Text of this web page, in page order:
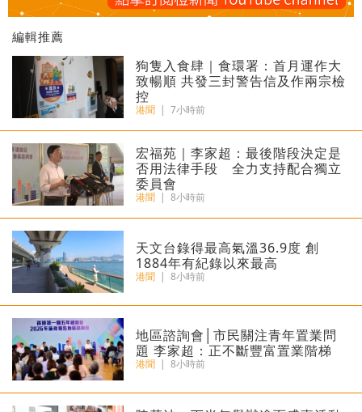
編輯推薦
狗隻入食肆｜食環署：首月運作大
致暢順 共發三封警告信及作兩宗檢
控
港聞 | 7小時前
宏福苑｜李家超：最後階段決定是
否用法律手段 全力支持配合獨立
委員會
港聞 | 8小時前
天文台錄得最高氣溫36.9度 創
1884年有紀錄以來最高
港聞 | 8小時前
地區諮詢會│市民關注青年置業問
題 李家超：正不斷豐富置業階梯
港聞 | 8小時前